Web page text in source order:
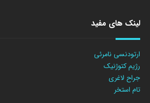
لینک های مفید
ارتودنسی نامرئی
رژیم کتوژنیک
جراح لاغری
تام استخر